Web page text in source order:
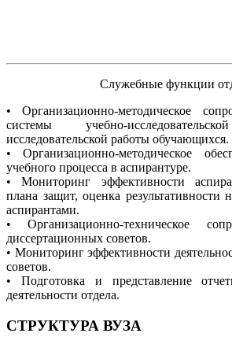
Служебные функции
• Организационно-методическое
системы учебно-
исследовательской работы обучающихся.
• Организационно-методическое
учебного процесса в аспирантуре.
• Мониторинг эффективности
плана защит, оценка результативности
аспирантами.
• Организационно-техническое
диссертационных советов.
• Мониторинг эффективности
советов.
• Подготовка и представление
деятельности отдела.
СТРУКТУРА ВУЗА